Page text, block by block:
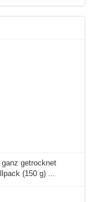
getrocknet
(150 g) ...